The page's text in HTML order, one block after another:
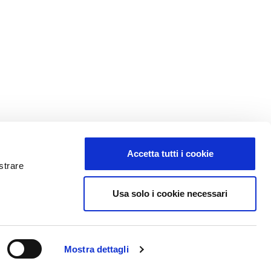
Mostra dettagli
Accetta tutti i cookie
Usa solo i cookie necessari